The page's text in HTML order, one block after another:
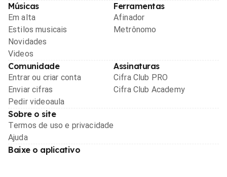
Músicas
Em alta
Estilos musicais
Novidades
Videos
Ferramentas
Afinador
Metrônomo
Comunidade
Entrar ou criar conta
Enviar cifras
Pedir videoaula
Assinaturas
Cifra Club PRO
Cifra Club Academy
Sobre o site
Termos de uso e privacidade
Ajuda
Baixe o aplicativo